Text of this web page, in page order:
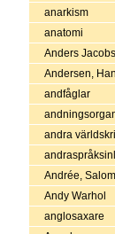
anarkism
anatomi
Anders
Andersen,
andfåglar
andra
Andrée,
Andy Warhol
anglosaxare